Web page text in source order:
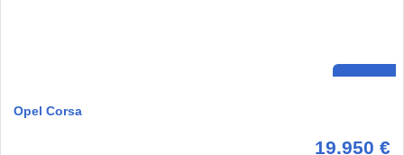
Opel Corsa
19.950 €